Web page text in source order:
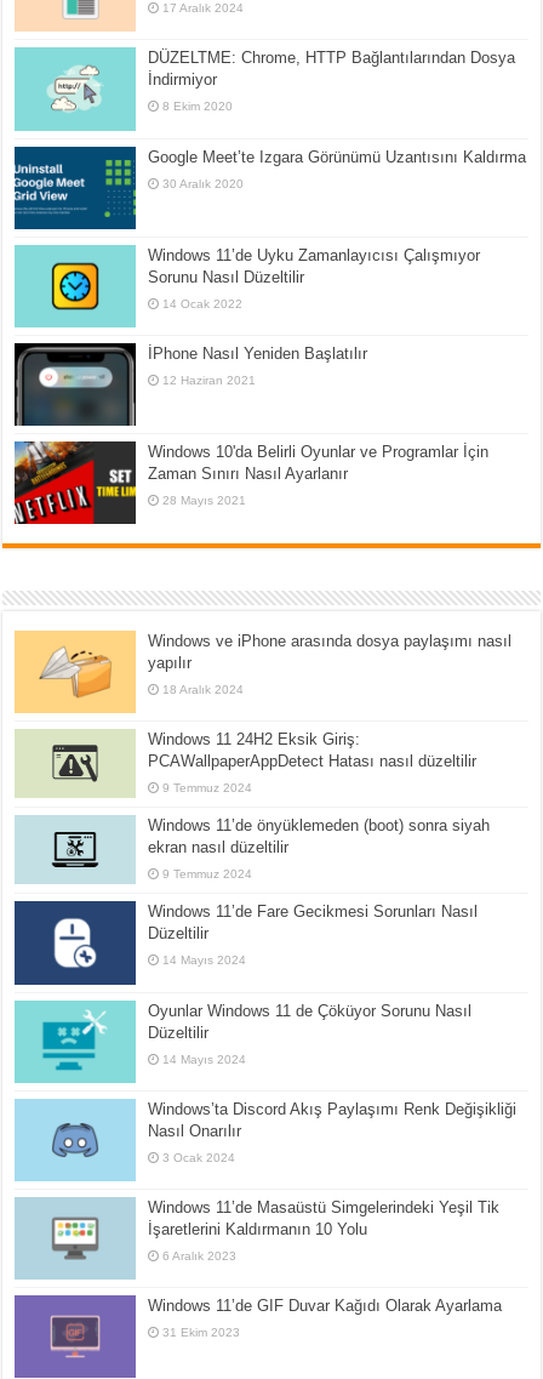
17 Aralık 2024
DÜZELTME: Chrome, HTTP Bağlantılarından Dosya
İndirmiyor
8 Ekim 2020
Google Meet’te Izgara Görünümü Uzantısını Kaldırma
30 Aralık 2020
Windows 11’de Uyku Zamanlayıcısı Çalışmıyor
Sorunu Nasıl Düzeltilir
14 Ocak 2022
İPhone Nasıl Yeniden Başlatılır
12 Haziran 2021
Windows 10'da Belirli Oyunlar ve Programlar İçin
Zaman Sınırı Nasıl Ayarlanır
28 Mayıs 2021
Windows ve iPhone arasında dosya paylaşımı nasıl
yapılır
18 Aralık 2024
Windows 11 24H2 Eksik Giriş:
PCAWallpaperAppDetect Hatası nasıl düzeltilir
9 Temmuz 2024
Windows 11’de önyüklemeden (boot) sonra siyah
ekran nasıl düzeltilir
9 Temmuz 2024
Windows 11’de Fare Gecikmesi Sorunları Nasıl
Düzeltilir
14 Mayıs 2024
Oyunlar Windows 11 de Çöküyor Sorunu Nasıl
Düzeltilir
14 Mayıs 2024
Windows’ta Discord Akış Paylaşımı Renk Değişikliği
Nasıl Onarılır
3 Ocak 2024
Windows 11’de Masaüstü Simgelerindeki Yeşil Tik
İşaretlerini Kaldırmanın 10 Yolu
6 Aralık 2023
Windows 11’de GIF Duvar Kağıdı Olarak Ayarlama
31 Ekim 2023